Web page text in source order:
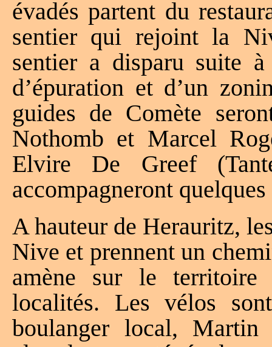
évadés partent du
sentier qui rejoint la
sentier a disparu suite
d’épuration et d’un
guides de Comète
Nothomb et Marcel
Elvire De Greef
accompagneront
A hauteur de Herauritz,
Nive et prennent un
amène sur le territoire
localités. Les vélos
boulanger local, Martin